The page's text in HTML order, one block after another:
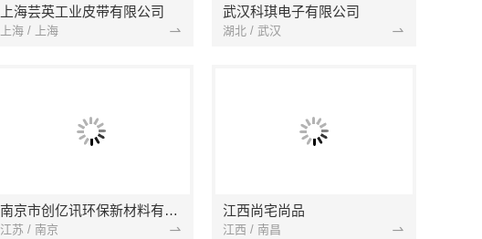
上海芸英工业皮带有限公司
上海 / 上海
武汉科琪电子有限公司
湖北 / 武汉
南京市创亿讯环保新材料有限公司
江苏 / 南京
江西尚宅尚品
江西 / 南昌